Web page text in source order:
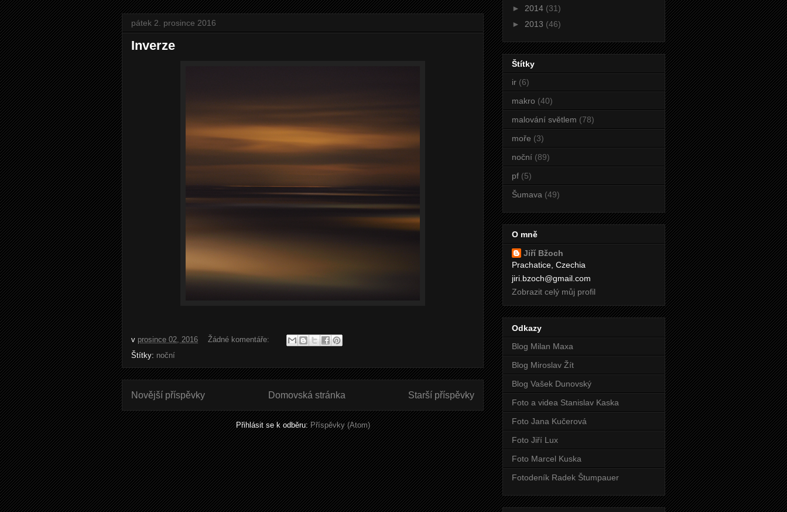
pátek 2. prosince 2016
Inverze
v prosince 02, 2016
Žádné komentáře:
Štítky: noční
Novější příspěvky Starší příspěvky
Domovská stránka
Přihlásit se k odběru:Příspěvky (Atom)
► 2014 (31)
► 2013 (46)
Štítky
ir (6)
makro (40)
malování světlem (78)
moře (3)
noční (89)
pf (5)
Šumava (49)
O mně
Jiří Bžoch
Prachatice, Czechia
jiri.bzoch@gmail.com
Zobrazit celý můj profil
Odkazy
Blog Milan Maxa
Blog Miroslav Žít
Blog Vašek Dunovský
Foto a videa Stanislav Kaska
Foto Jana Kučerová
Foto Jiří Lux
Foto Marcel Kuska
Fotodeník Radek Štumpauer